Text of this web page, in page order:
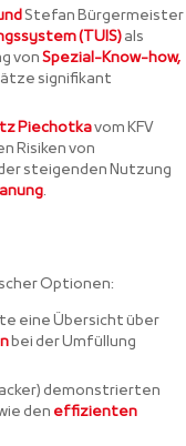
Stefan Bürgermeister
(TUIS)als
vonSpezial-Know-how,
signifikant
Piechotkavom KFV
Risiken von
steigenden Nutzung
.
Optionen:
eine Übersicht über
bei der Umfüllung
demonstrierten
den effizienten